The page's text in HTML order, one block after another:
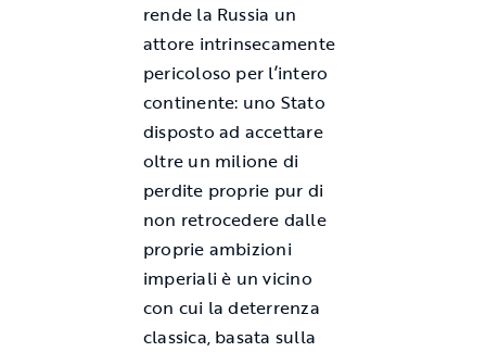
rende la Russia un
attore intrinsecamente
pericoloso per l’intero
continente: uno Stato
disposto ad accettare
oltre un milione di
perdite proprie pur di
non retrocedere dalle
proprie ambizioni
imperiali è un vicino
con cui la deterrenza
classica, basata sulla